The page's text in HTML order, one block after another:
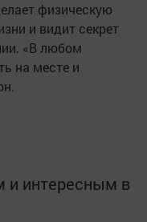
физическую
и видит секрет
«В любом
на месте и
интересным в